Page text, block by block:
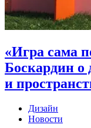
«Игра сама
Боскардин о
и
Дизайн
Новости